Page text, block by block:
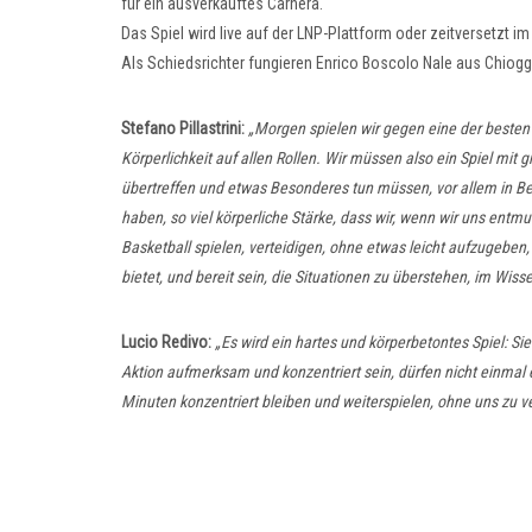
Das Spiel wird live auf der LNP-Plattform oder zeitversetzt
Als Schiedsrichter fungieren Enrico Boscolo Nale aus
Stefano Pillastrini: „Morgen spielen wir gegen eine der
Körperlichkeit auf allen Rollen. Wir müssen also ein Spiel mit
übertreffen und etwas Besonderes tun müssen, vor allem in
haben, so viel körperliche Stärke, dass wir, wenn wir uns
Basketball spielen, verteidigen, ohne etwas leicht
bietet, und bereit sein, die Situationen zu überstehen, im
Lucio Redivo: „Es wird ein hartes und körperbetontes Spiel:
Aktion aufmerksam und konzentriert sein, dürfen nicht
Minuten konzentriert bleiben und weiterspielen, ohne uns zu